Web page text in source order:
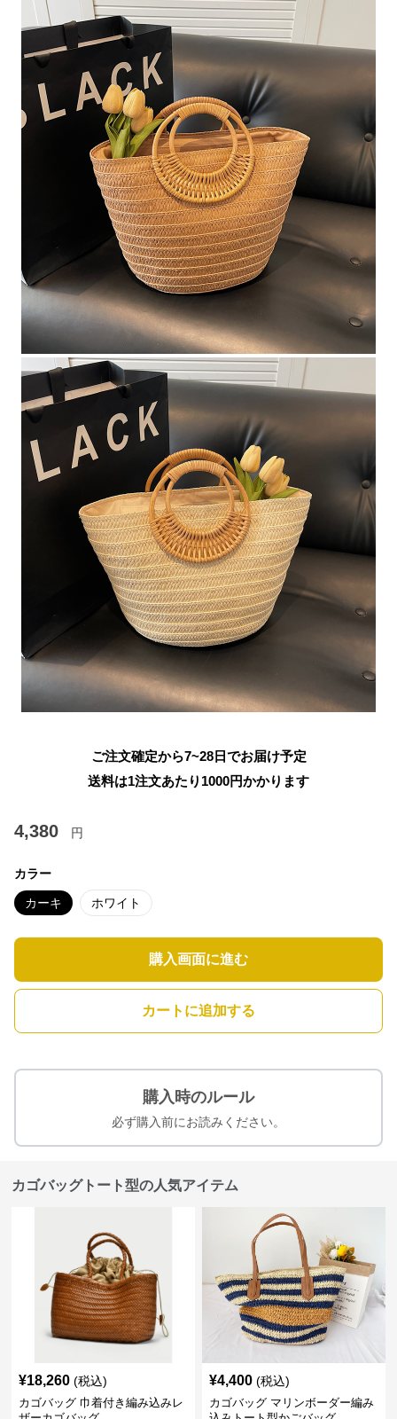
ご注文確定から7~28日でお届け予定
送料は1注文あたり 1000円かかります
4,380 円
カラー
カーキ ホワイト
購入画面に進む
カートに追加する
購入時のルール
必ず購入前にお読みください。
カゴバッグトート型の人気アイテム
¥18,260 (税込)
カゴバッグ 巾着付き編み込みレ
¥4,400 (税込)
カゴバッグ マリンボーダー編み